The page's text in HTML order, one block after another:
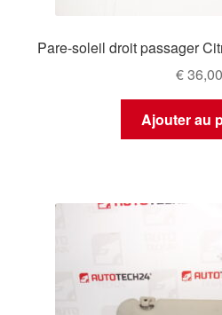
Pare-soleil droit passager
€36,00
Ajouter au